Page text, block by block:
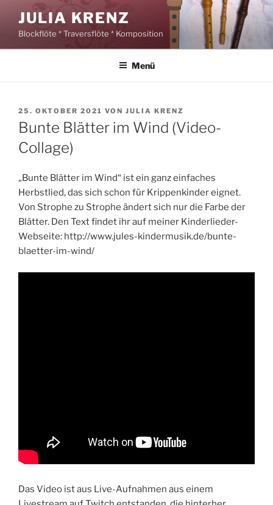
Inhalt
springen
JULIA KRENZ
Blockflöte * Traversflöte * Komposition
Menü
VERÖFFENTLICHT
AM
25. OKTOBER 2021 VON JULIA KRENZ
Bunte Blätter im Wind (Video-
Collage)
„Bunte Blätter im Wind“ ist ein ganz einfaches
Herbstlied, das sich schon für Krippenkinder eignet.
Von Strophe zu Strophe ändert sich nur die Farbe der
Blätter. Den Text findet ihr auf meiner Kinderlieder-
Webseite: http://www.jules-kindermusik.de/bunte-
blaetter-im-wind/
Das Video ist aus Live-Aufnahmen aus einem